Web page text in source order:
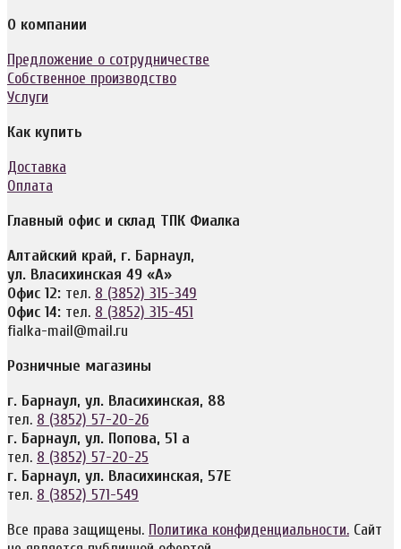
О компании
Предложение о сотрудничестве
Собственное производство
Услуги
Как купить
Доставка
Оплата
Главный офис и склад ТПК Фиалка
Алтайский край, г. Барнаул,
ул. Власихинская 49 «А»
Офис 12: тел. 8 (3852) 315-349
Офис 14: тел. 8 (3852) 315-451
fialka-mail@mail.ru
Розничные магазины
г. Барнаул, ул. Власихинская, 88
тел. 8 (3852) 57-20-26
г. Барнаул, ул. Попова, 51 а
тел. 8 (3852) 57-20-25
г. Барнаул, ул. Власихинская, 57Е
тел. 8 (3852) 571-549
Все права защищены. Политика конфиденциальности. Сайт